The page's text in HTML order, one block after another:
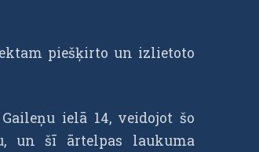
piešķirto un izlietoto
ielā 14, veidojot šo
un šī ārtelpas laukuma